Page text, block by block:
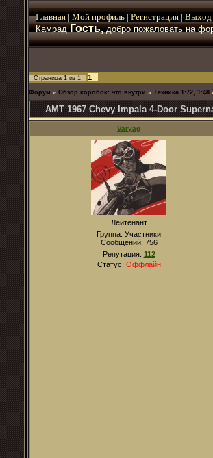
Главная | Мой профиль | Регистрация | Выход
КамрадГость,добро пожаловать на
Страница 1 из 1 1
Форум » Обзор коробок: что внутри » Техника 1:72, 1:48
AMT 1967 Chevy Impala 4-Door
Varyag
Лейтенант
Группа: Участники
Сообщений: 756
Репутация: 112
Статус: Оффлайн